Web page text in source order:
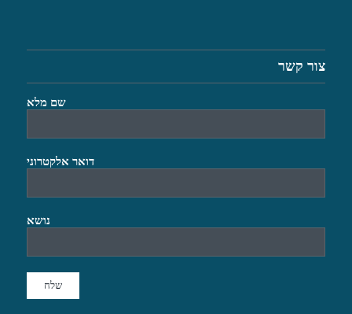
צור קשר
שם מלא
דואר אלקטרוני
נושא